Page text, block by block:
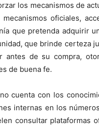
los mecanismos de
oficiales,
que pretenda adquirir
que brinde certeza
antes de su compra,
de buena fe.
cuenta con los
internas en los
consultar plataformas